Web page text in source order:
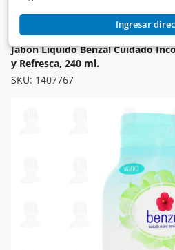
Ingresar
Super Higiene y Belleza
Higiene Íntima
BENZAL
Jabón Líquido Benzal Cuidado
y Refresca, 240 ml.
SKU: 1407767